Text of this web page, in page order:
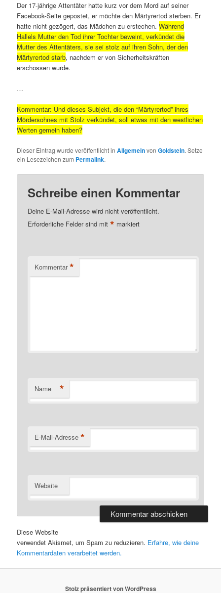
Der 17-jährige Attentäter hatte kurz vor dem Mord auf seiner
Facebook-Seite gepostet, er möchte den Märtyrertod sterben. Er
hatte nicht gezögert, das Mädchen zu erstechen.Während
Hallels Mutter den Tod ihrer Tochter beweint, verkündet die
Mutter des Attentäters, sie sei stolz auf ihren Sohn, der den
Märtyrertod starb, nachdem er von Sicherheitskräften
erschossen wurde.
…
Kommentar: Und dieses Subjekt, die den “Märtyrertod” ihres
Mördersohnes mit Stolz verkündet, soll etwas mit den westlichen
Werten gemein haben?
Dieser Eintrag wurde veröffentlicht inAllgemeinvonGoldstein. Setze
ein Lesezeichen zum Permalink.
Schreibe einen Kommentar
Deine E-Mail-Adresse wird nicht veröffentlicht.
Erforderliche Felder sind mit* markiert
Kommentar *
Name *
E-Mail-Adresse *
Website
Diese Website
verwendet Akismet, um Spam zu reduzieren. Erfahre, wie deine
Kommentardaten verarbeitet werden.
Stolz präsentiert von WordPress